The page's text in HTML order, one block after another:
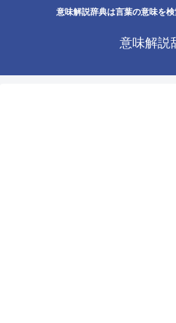
意味解説辞典は言葉の意味を検
意味解説